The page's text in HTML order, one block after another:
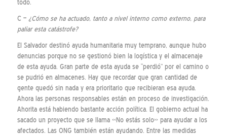
todo.
C – ¿Cómo se ha actuado, tanto a nivel interno como externo, para
paliar esta catástrofe?
El Salvador destinó ayuda humanitaria muy temprano, aunque hubo
denuncias porque no se gestionó bien la logística y el almacenaje
de esta ayuda. Gran parte de esta ayuda se “perdió” por el camino o
se pudrió en almacenes. Hay que recordar que gran cantidad de
gente quedó sin nada y era prioritario que recibieran esa ayuda.
Ahora las personas responsables están en proceso de investigación.
Ahorita está habiendo bastante acción política. El gobierno actual ha
sacado un proyecto que se llama «No estás solo» para ayudar a los
afectados. Las ONG también están ayudando. Entre las medidas